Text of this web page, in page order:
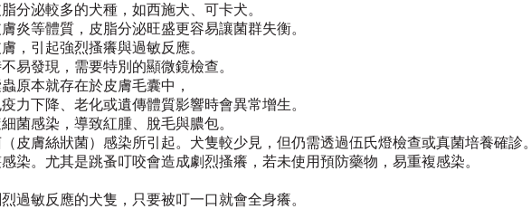
的犬種，如西施犬、可卡犬。
皮脂分泌旺盛更容易讓菌群失衡。
，引起強烈搔癢與過敏反應。
發現，需要特別的顯微鏡檢查。
蟲原本就存在於皮膚毛囊中，
遺傳體質影響時會異常增生。
腫、脫毛與膿包。
（皮膚絲狀菌）感染所引起。犬隻較少見，但仍需透過伍氏燈檢查或真菌培養確診。
染。尤其是跳蚤叮咬會造成劇烈搔癢，若未使用預防藥物，易重複感染。
過敏反應的犬隻，只要被叮一口就會全身癢。